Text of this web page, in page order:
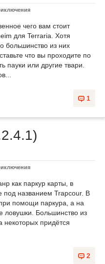
чего вам стоит
для Terraria. Хотя
большинство из них
что вы проходите по
пауки или другие твари.
1
как паркур карты, в
под названием Trapcour. В
помощи паркура, а на
ловушки. Большинство из
некоторых придётся
2